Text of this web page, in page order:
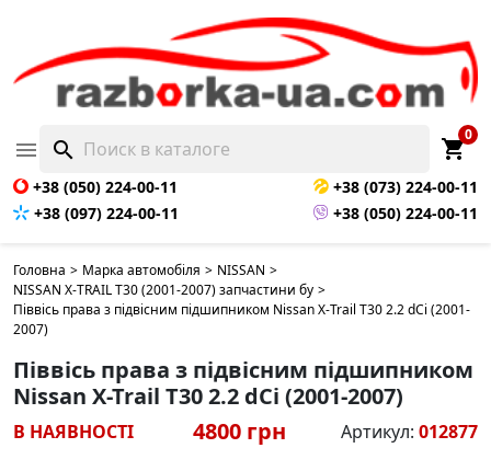
 search shopping_cart
0
+38 (050) 224-00-11
+38 (073) 224-00-11
+38 (097) 224-00-11
+38 (050) 224-00-11
Головна > Марка автомобіля > NISSAN >
NISSAN X-TRAIL T30 (2001-2007) запчастини бу >
Піввісь права з підвісним підшипником Nissan X-Trail T30 2.2 dCi (2001-
2007)
Піввісь права з підвісним підшипником
Nissan X-Trail T30 2.2 dCi (2001-2007)
В НАЯВНОСТІ 4800 грн Артикул: 012877